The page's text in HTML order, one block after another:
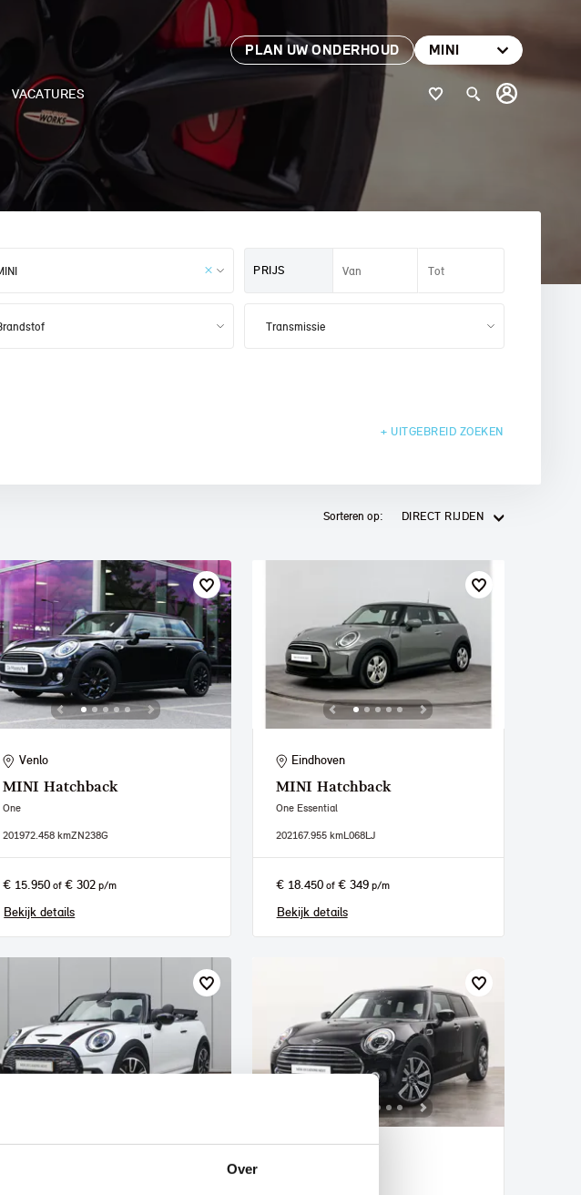
Over
PLAN UW ONDERHOUD MINI
VACATURES
PRIJS
+ UITGEBREID ZOEKEN
Sorteren op: DIRECT RIJDEN
Venlo
MINI Hatchback
One
201972.458 kmZN238G
€ 15.950 of€ 302 p/m
Bekijk details
Eindhoven
MINI Hatchback
One Essential
202167.955 kmL068LJ
€ 18.450of € 349p/m
Bekijk details